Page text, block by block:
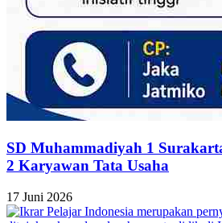
SD Muhammadiyah 1
2 Karyawan Tata Usaha
17 Juni 2026